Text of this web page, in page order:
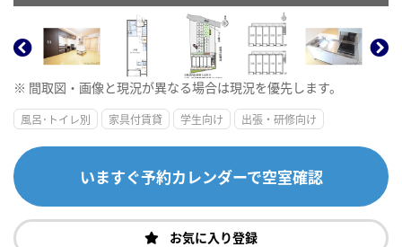
※ 間取図・画像と現況が異なる場合は現況を優先します。
風呂･トイレ別 家具付賃貸 学生向け 出張・研修向け
いますぐ予約カレンダーで空室確認
お気に入り登録